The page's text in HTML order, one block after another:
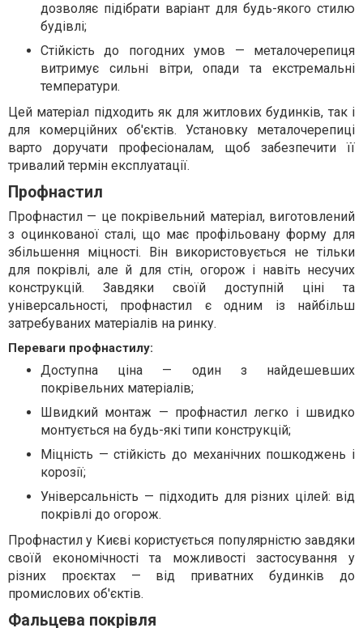
дозволяє підібрати варіант для будь-якого стилю
будівлі;
Стійкість до погодних умов — металочерепиця
витримує сильні вітри, опади та екстремальні
температури.
Цей матеріал підходить як для житлових будинків, так і
для комерційних об'єктів. Установку металочерепиці
варто доручати професіоналам, щоб забезпечити її
тривалий термін експлуатації.
Профнастил
Профнастил — це покрівельний матеріал, виготовлений
з оцинкованої сталі, що має профільовану форму для
збільшення міцності. Він використовується не тільки
для покрівлі, але й для стін, огорож і навіть несучих
конструкцій. Завдяки своїй доступній ціні та
універсальності, профнастил є одним із найбільш
затребуваних матеріалів на ринку.
Переваги профнастилу:
Доступна ціна — один з найдешевших
покрівельних матеріалів;
Швидкий монтаж — профнастил легко і швидко
монтується на будь-які типи конструкцій;
Міцність — стійкість до механічних пошкоджень і
корозії;
Універсальність — підходить для різних цілей: від
покрівлі до огорож.
Профнастил у Києві користується популярністю завдяки
своїй економічності та можливості застосування у
різних проєктах — від приватних будинків до
промислових об'єктів.
Фальцева покрівля